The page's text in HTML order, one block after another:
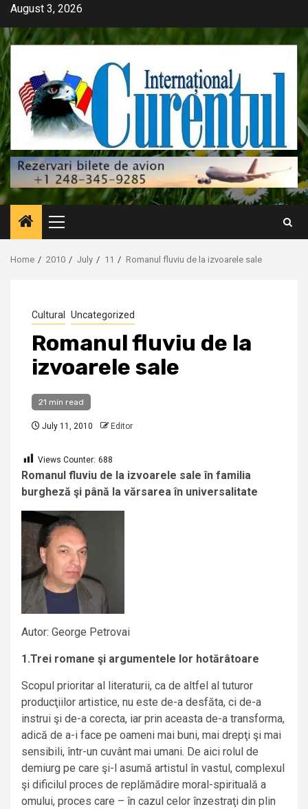
Skip
content
August 3, 2026
Primary
Menu
Home 2010 July 11 Romanul fluviu de la izvoarele sale
Cultural Uncategorized
Romanul fluviu de la
izvoarele sale
21 min read
July 11, 2010 Editor
Views Counter: 688
Romanul fluviu de la izvoarele sale în familia
burgheză şi până la vărsarea în universalitate
Autor: George Petrovai
1.Trei romane şi argumentele lor hotărâtoare
Scopul prioritar al literaturii, ca de altfel al tuturor
producţiilor artistice, nu este de-a desfăta, ci de-a
instrui şi de-a corecta, iar prin aceasta de-a transforma,
adică de a-i face pe oameni mai buni, mai drepţi şi mai
sensibili, într-un cuvânt mai umani. De aici rolul de
demiurg pe care şi-l asumă artistul în vastul, complexul
şi dificilul proces de replămădire moral-spirituală a
omului, proces care – în cazul celor înzestraţi din plin